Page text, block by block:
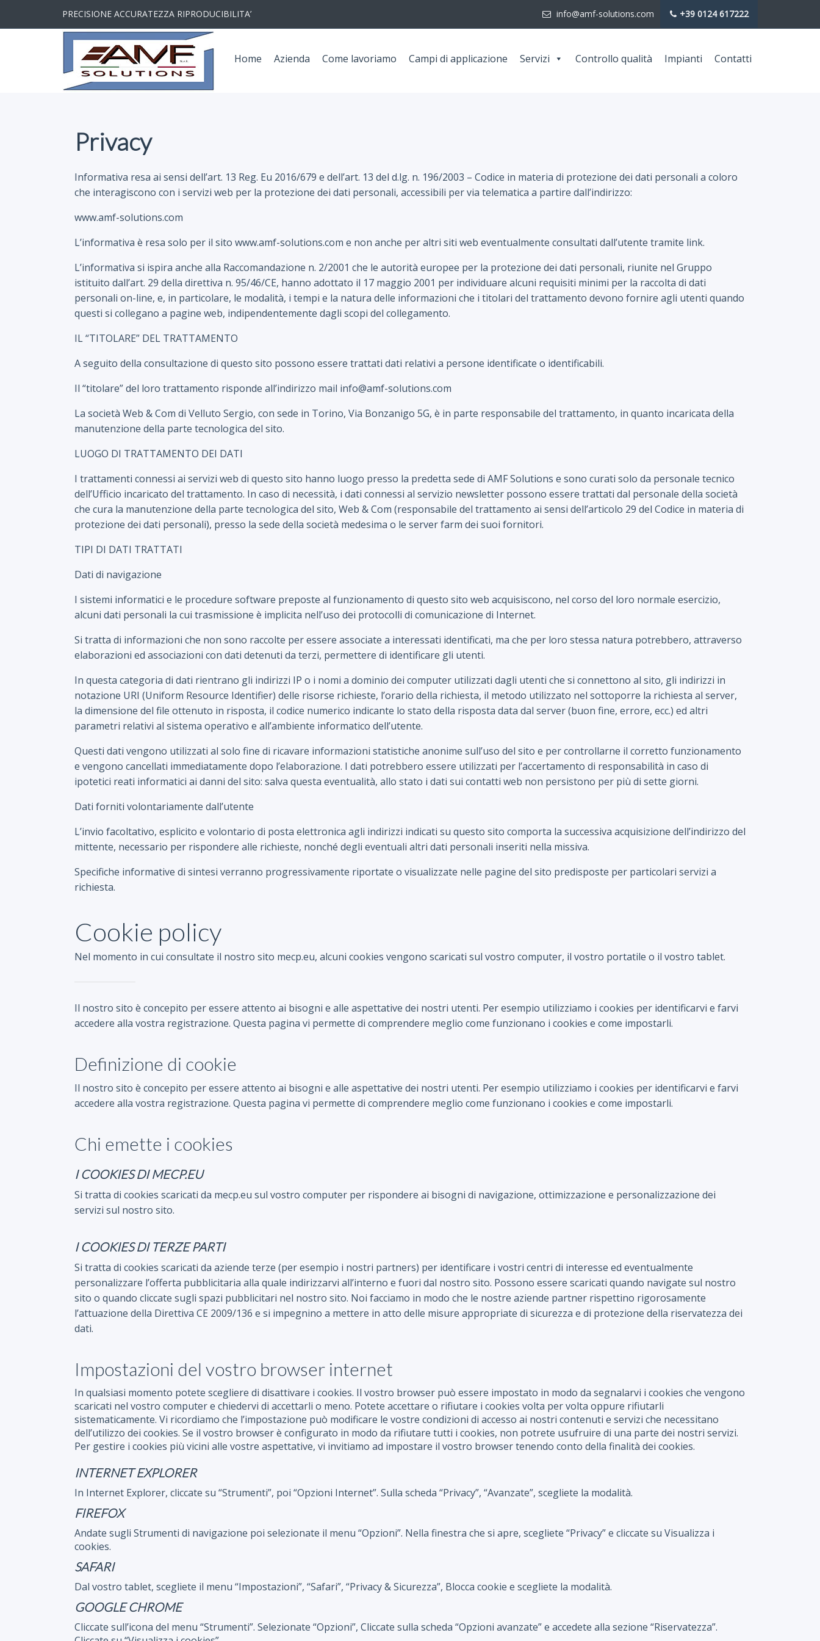
PRECISIONE ACCURATEZZA RIPRODUCIBILITA’ info@amf-solutions.com +39 0124 617222
Home Azienda Come lavoriamo Campi di applicazione Servizi Controllo qualità Impianti Contatti
Privacy
Informativa resa ai sensi dell’art. 13 Reg. Eu 2016/679 e dell’art. 13 del d.lg. n. 196/2003 – Codice in materia di protezione dei dati personali a coloro
che interagiscono con i servizi web per la protezione dei dati personali, accessibili per via telematica a partire dall’indirizzo:
www.amf-solutions.com
L’informativa è resa solo per il sito www.amf-solutions.com e non anche per altri siti web eventualmente consultati dall’utente tramite link.
L’informativa si ispira anche alla Raccomandazione n. 2/2001 che le autorità europee per la protezione dei dati personali, riunite nel Gruppo
istituito dall’art. 29 della direttiva n. 95/46/CE, hanno adottato il 17 maggio 2001 per individuare alcuni requisiti minimi per la raccolta di dati
personali on-line, e, in particolare, le modalità, i tempi e la natura delle informazioni che i titolari del trattamento devono fornire agli utenti quando
questi si collegano a pagine web, indipendentemente dagli scopi del collegamento.
IL “TITOLARE” DEL TRATTAMENTO
A seguito della consultazione di questo sito possono essere trattati dati relativi a persone identificate o identificabili.
Il “titolare” del loro trattamento risponde all’indirizzo mail info@amf-solutions.com
La società Web & Com di Velluto Sergio, con sede in Torino, Via Bonzanigo 5G, è in parte responsabile del trattamento, in quanto incaricata della
manutenzione della parte tecnologica del sito.
LUOGO DI TRATTAMENTO DEI DATI
I trattamenti connessi ai servizi web di questo sito hanno luogo presso la predetta sede di AMF Solutions e sono curati solo da personale tecnico
dell’Ufficio incaricato del trattamento. In caso di necessità, i dati connessi al servizio newsletter possono essere trattati dal personale della società
che cura la manutenzione della parte tecnologica del sito, Web & Com (responsabile del trattamento ai sensi dell’articolo 29 del Codice in materia di
protezione dei dati personali), presso la sede della società medesima o le server farm dei suoi fornitori.
TIPI DI DATI TRATTATI
Dati di navigazione
I sistemi informatici e le procedure software preposte al funzionamento di questo sito web acquisiscono, nel corso del loro normale esercizio,
alcuni dati personali la cui trasmissione è implicita nell’uso dei protocolli di comunicazione di Internet.
Si tratta di informazioni che non sono raccolte per essere associate a interessati identificati, ma che per loro stessa natura potrebbero, attraverso
elaborazioni ed associazioni con dati detenuti da terzi, permettere di identificare gli utenti.
In questa categoria di dati rientrano gli indirizzi IP o i nomi a dominio dei computer utilizzati dagli utenti che si connettono al sito, gli indirizzi in
notazione URI (Uniform Resource Identifier) delle risorse richieste, l’orario della richiesta, il metodo utilizzato nel sottoporre la richiesta al server,
la dimensione del file ottenuto in risposta, il codice numerico indicante lo stato della risposta data dal server (buon fine, errore, ecc.) ed altri
parametri relativi al sistema operativo e all’ambiente informatico dell’utente.
Questi dati vengono utilizzati al solo fine di ricavare informazioni statistiche anonime sull’uso del sito e per controllarne il corretto funzionamento
e vengono cancellati immediatamente dopo l’elaborazione. I dati potrebbero essere utilizzati per l’accertamento di responsabilità in caso di
ipotetici reati informatici ai danni del sito: salva questa eventualità, allo stato i dati sui contatti web non persistono per più di sette giorni.
Dati forniti volontariamente dall’utente
L’invio facoltativo, esplicito e volontario di posta elettronica agli indirizzi indicati su questo sito comporta la successiva acquisizione dell’indirizzo del
mittente, necessario per rispondere alle richieste, nonché degli eventuali altri dati personali inseriti nella missiva.
Specifiche informative di sintesi verranno progressivamente riportate o visualizzate nelle pagine del sito predisposte per particolari servizi a
richiesta.
Cookie policy
Nel momento in cui consultate il nostro sito mecp.eu, alcuni cookies vengono scaricati sul vostro computer, il vostro portatile o il vostro tablet.
Il nostro sito è concepito per essere attento ai bisogni e alle aspettative dei nostri utenti. Per esempio utilizziamo i cookies per identificarvi e farvi
accedere alla vostra registrazione. Questa pagina vi permette di comprendere meglio come funzionano i cookies e come impostarli.
Definizione di cookie
Il nostro sito è concepito per essere attento ai bisogni e alle aspettative dei nostri utenti. Per esempio utilizziamo i cookies per identificarvi e farvi
accedere alla vostra registrazione. Questa pagina vi permette di comprendere meglio come funzionano i cookies e come impostarli.
Chi emette i cookies
I COOKIES DI MECP.EU
Si tratta di cookies scaricati da mecp.eu sul vostro computer per rispondere ai bisogni di navigazione, ottimizzazione e personalizzazione dei
servizi sul nostro sito.
I COOKIES DI TERZE PARTI
Si tratta di cookies scaricati da aziende terze (per esempio i nostri partners) per identificare i vostri centri di interesse ed eventualmente
personalizzare l’offerta pubblicitaria alla quale indirizzarvi all’interno e fuori dal nostro sito. Possono essere scaricati quando navigate sul nostro
sito o quando cliccate sugli spazi pubblicitari nel nostro sito. Noi facciamo in modo che le nostre aziende partner rispettino rigorosamente
l’attuazione della Direttiva CE 2009/136 e si impegnino a mettere in atto delle misure appropriate di sicurezza e di protezione della riservatezza dei
dati.
Impostazioni del vostro browser internet
In qualsiasi momento potete scegliere di disattivare i cookies. Il vostro browser può essere impostato in modo da segnalarvi i cookies che vengono
scaricati nel vostro computer e chiedervi di accettarli o meno. Potete accettare o rifiutare i cookies volta per volta oppure rifiutarli
sistematicamente. Vi ricordiamo che l’impostazione può modificare le vostre condizioni di accesso ai nostri contenuti e servizi che necessitano
dell’utilizzo dei cookies. Se il vostro browser è configurato in modo da rifiutare tutti i cookies, non potrete usufruire di una parte dei nostri servizi.
Per gestire i cookies più vicini alle vostre aspettative, vi invitiamo ad impostare il vostro browser tenendo conto della finalità dei cookies.
INTERNET EXPLORER
In Internet Explorer, cliccate su “Strumenti”, poi “Opzioni Internet”. Sulla scheda “Privacy”, “Avanzate”, scegliete la modalità.
FIREFOX
Andate sugli Strumenti di navigazione poi selezionate il menu “Opzioni”. Nella finestra che si apre, scegliete “Privacy” e cliccate su Visualizza i
cookies.
SAFARI
Dal vostro tablet, scegliete il menu “Impostazioni”, “Safari”, “Privacy & Sicurezza”, Blocca cookie e scegliete la modalità.
GOOGLE CHROME
Cliccate sull’icona del menu “Strumenti”. Selezionate “Opzioni”, Cliccate sulla scheda “Opzioni avanzate” e accedete alla sezione “Riservatezza”.